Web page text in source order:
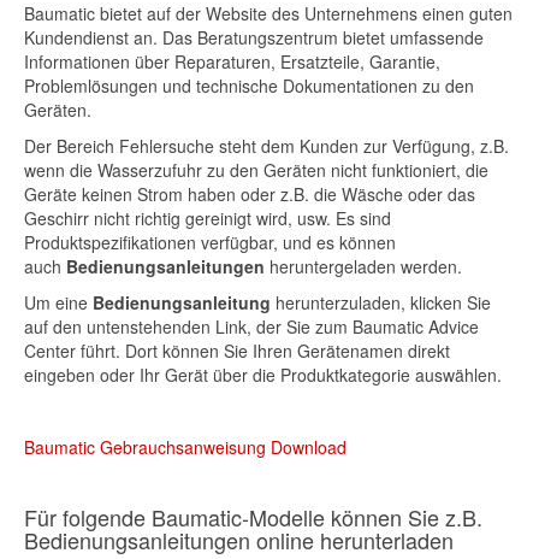
Baumatic bietet auf der Website des Unternehmens einen guten
Kundendienst an. Das Beratungszentrum bietet umfassende
Informationen über Reparaturen, Ersatzteile, Garantie,
Problemlösungen und technische Dokumentationen zu den
Geräten.
Der Bereich Fehlersuche steht dem Kunden zur Verfügung, z.B.
wenn die Wasserzufuhr zu den Geräten nicht funktioniert, die
Geräte keinen Strom haben oder z.B. die Wäsche oder das
Geschirr nicht richtig gereinigt wird, usw. Es sind
Produktspezifikationen verfügbar, und es können
auch Bedienungsanleitungen heruntergeladen werden.
Um eine Bedienungsanleitung herunterzuladen, klicken Sie
auf den untenstehenden Link, der Sie zum Baumatic Advice
Center führt. Dort können Sie Ihren Gerätenamen direkt
eingeben oder Ihr Gerät über die Produktkategorie auswählen.
Baumatic Gebrauchsanweisung Download
Für folgende Baumatic-Modelle können Sie z.B.
Bedienungsanleitungen online herunterladen